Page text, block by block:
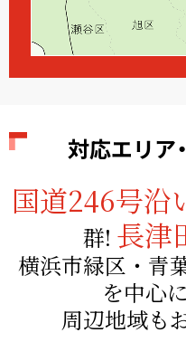
対応エリア
国道246号沿
群! 長津
横浜市緑区・青
を中心
周辺地域も